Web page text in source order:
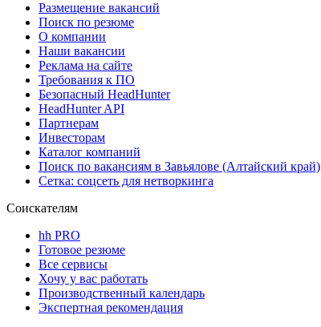
Размещение вакансий
Поиск по резюме
О компании
Наши вакансии
Реклама на сайте
Требования к ПО
Безопасный HeadHunter
HeadHunter API
Партнерам
Инвесторам
Каталог компаний
Поиск по вакансиям в Завьялове (Алтайский край)
Сетка: соцсеть для нетворкинга
Соискателям
hh PRO
Готовое резюме
Все сервисы
Хочу у вас работать
Производственный календарь
Экспертная рекомендация